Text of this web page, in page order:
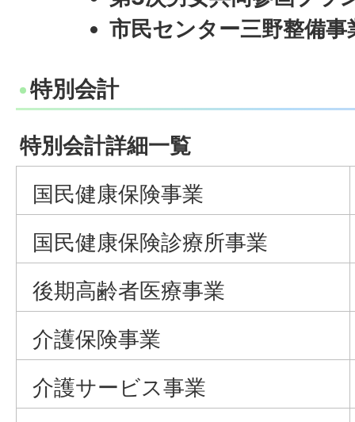
市民センター三野整備
特別会計
特別会計詳細一覧
国民健康保険事業
国民健康保険診療所事業
後期高齢者医療事業
介護保険事業
介護サービス事業